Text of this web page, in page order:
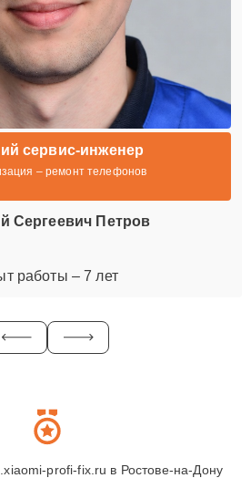
сервис-инженер
– ремонт телефонов
Сергеевич Петров
работы – 7 лет
profi-fix.ru в Ростове-на-Дону